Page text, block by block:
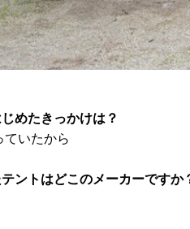
めたきっかけは？
いたから
ントはどこのメーカーですか